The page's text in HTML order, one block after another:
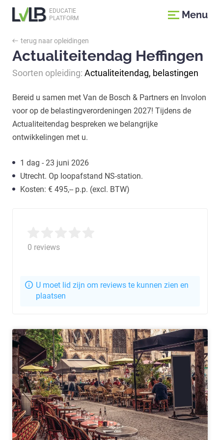
EDUCATIE
PLATFORM
Menu
terug naar opleidingen
Actualiteitendag Heffingen
Soorten opleiding: Actualiteitendag, belastingen
Bereid u samen met Van de Bosch & Partners en Involon
voor op de belastingverordeningen 2027! Tijdens de
Actualiteitendag bespreken we belangrijke
ontwikkelingen met u.
1 dag - 23 juni 2026
Utrecht. Op loopafstand NS-station.
Kosten: € 495,-- p.p. (excl. BTW)
0 reviews
U moet lid zijn om reviews te kunnen zien en
plaatsen